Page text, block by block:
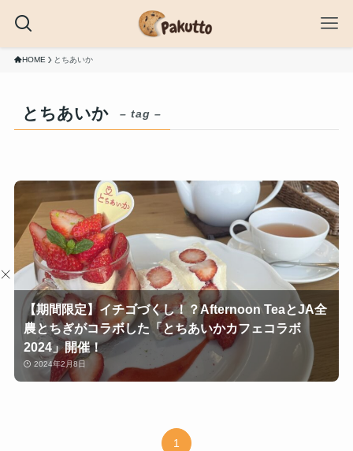
HOME とちあいか
とちあいか – tag –
【期間限定】イチゴづくし！？Afternoon TeaとJA全
農とちぎがコラボした「とちあいかカフェコラボ
2024」開催！
2024年2月8日
1